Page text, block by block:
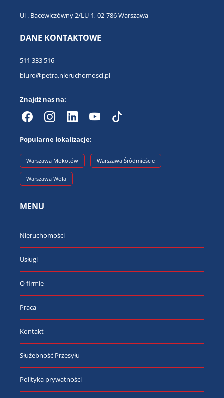
Ul . Bacewiczówny 2/LU-1, 02-786 Warszawa
DANE KONTAKTOWE
511 333 516
biuro@petra.nieruchomosci.pl
Znajdź nas na:
Popularne lokalizacje:
Warszawa Mokotów Warszawa Śródmieście
Warszawa Wola
MENU
Nieruchomości
Usługi
O firmie
Praca
Kontakt
Służebność Przesyłu
Polityka prywatności